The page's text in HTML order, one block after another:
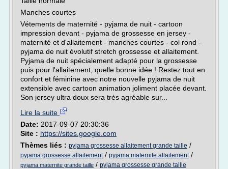
Manches courtes
Vétements de maternité - pyjama de nuit - cartoon
impression devant - pyjama de grossesse en jersey -
maternité et d'allaitement - manches courtes - col rond -
pyjama de nuit évolutif stretch grossesse et allaitement.
Pyjama de nuit spécialement adapté pour la grossesse
puis pour l'allaitement, quelle bonne idée ! Restez tout en
confort et féminine avec notre nouvelle pyjama de nuit
extensible avec cartoon animation joliment placée devant.
Son jersey ultra doux sera très agréable sur...
Lire la suite
Date: 2017-09-07 20:30:36
Site : https://sites.google.com
Thèmes liés : pyjama grossesse allaitement grande taille /
pyjama grossesse allaitement/ pyjama maternite allaitement/
pyjama maternite grande taille / pyjama grossesse grande taille